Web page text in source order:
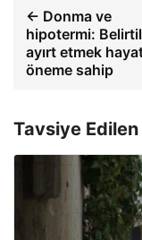
← Donma ve
hipotermi:
ayırt etmek
öneme sahip
Tavsiye